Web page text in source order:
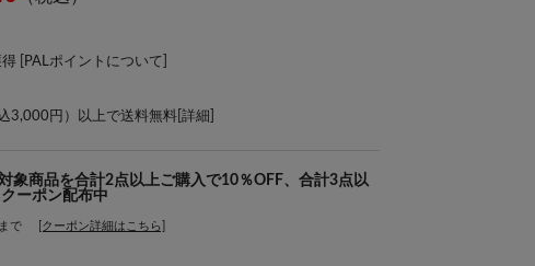
[ PALポイントについて
3,000円）以上で送料無料[ 詳細
象商品を合計2点以上ご購入で10％OFF、合計3点以
ーポン配布中
で [クーポン詳細はこちら]